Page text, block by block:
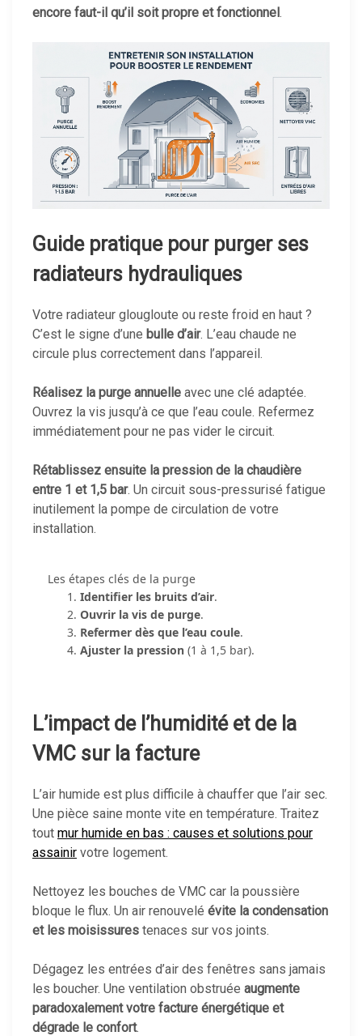
encore faut-il qu’il soit propre et fonctionnel .
Guide pratique pour purger ses
radiateurs hydrauliques
Votre radiateur glougloute ou reste froid en haut ?
C’est le signe d’une bulle d’air. L’eau chaude ne
circule plus correctement dans l’appareil.
Réalisez la purge annuelle avec une clé adaptée.
Ouvrez la vis jusqu’à ce que l’eau coule. Refermez
immédiatement pour ne pas vider le circuit.
Rétablissez ensuite la pression de la chaudière
entre 1 et 1,5 bar. Un circuit sous-pressurisé fatigue
inutilement la pompe de circulation de votre
installation.
Les étapes clés de la purge
Identifier les bruits d’air.
Ouvrir la vis de purge.
Refermer dès que l’eau coule.
Ajuster la pression(1 à 1,5 bar).
L’impact de l’humidité et de la
VMC sur la facture
L’air humide est plus difficile à chauffer que l’air sec.
Une pièce saine monte vite en température. Traitez
tout mur humide en bas : causes et solutions pour
assainir votre logement.
Nettoyez les bouches de VMC car la poussière
bloque le flux. Un air renouvelé évite la condensation
et les moisissures tenaces sur vos joints.
Dégagez les entrées d’air des fenêtres sans jamais
les boucher. Une ventilation obstruée augmente
paradoxalement votre facture énergétique et
dégrade le confort.